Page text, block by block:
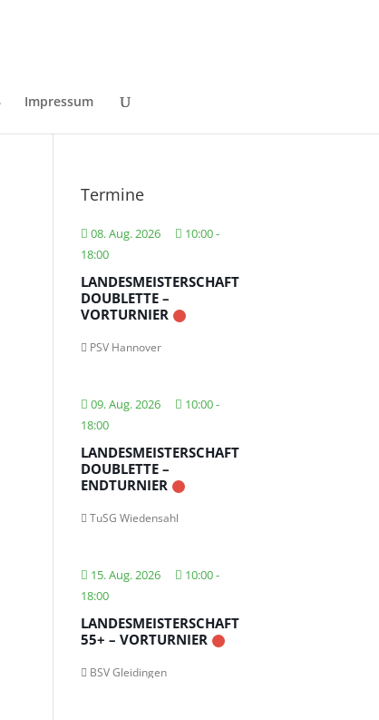
Impressum
Termine
08. Aug. 2026 10:00-
18:00
LANDESMEISTERSCHAFT
DOUBLETTE –
VORTURNIER
PSV Hannover
09. Aug. 2026 10:00-
18:00
LANDESMEISTERSCHAFT
DOUBLETTE –
ENDTURNIER
TuSG Wiedensahl
15. Aug. 2026 10:00-
18:00
LANDESMEISTERSCHAFT
55+ – VORTURNIER
BSV Gleidingen